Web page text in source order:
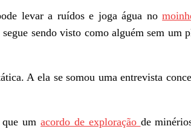
levar a ruídos e joga água no
sendo visto como alguém sem um
A ela se somou uma entrevista
que umacordo de exploração de